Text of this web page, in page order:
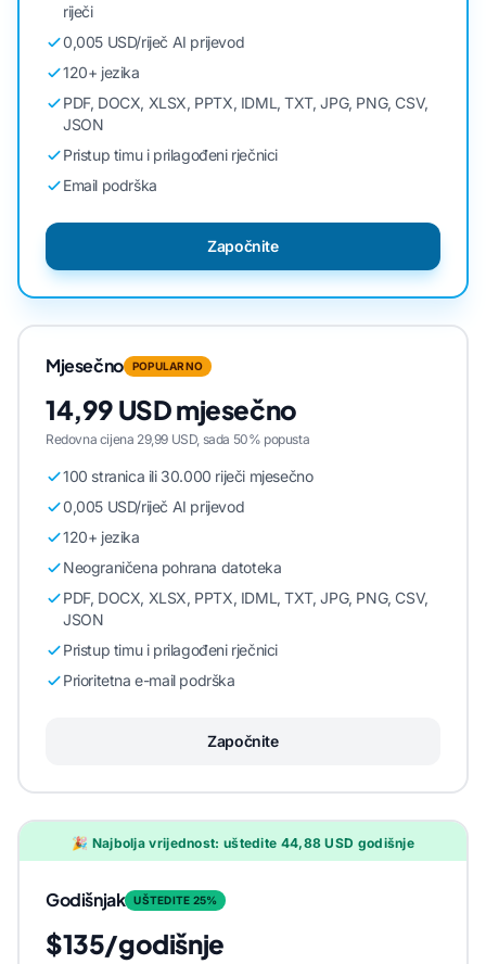
riječi
0,005 USD/riječ AI prijevod
120+ jezika
PDF, DOCX, XLSX, PPTX, IDML, TXT, JPG, PNG, CSV,
JSON
Pristup timu i prilagođeni rječnici
Email podrška
Započnite
Mjesečno POPULARNO
14,99 USD mjesečno
Redovna cijena 29,99 USD, sada 50% popusta
100 stranica ili 30.000 riječi mjesečno
0,005 USD/riječ AI prijevod
120+ jezika
Neograničena pohrana datoteka
PDF, DOCX, XLSX, PPTX, IDML, TXT, JPG, PNG, CSV,
JSON
Pristup timu i prilagođeni rječnici
Prioritetna e-mail podrška
Započnite
🎉 Najbolja vrijednost: uštedite 44,88 USD godišnje
Godišnjak UŠTEDITE 25%
$135/godišnje